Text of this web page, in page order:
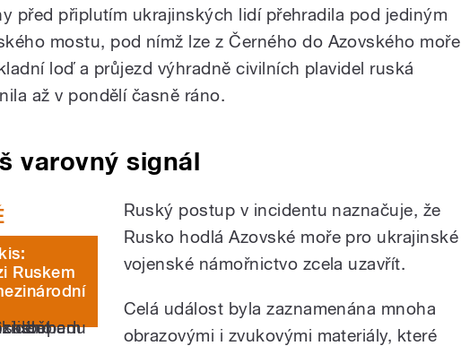
před připlutím ukrajinských lidí přehradila pod jediným
mostu, pod nímž lze z Černého do Azovského moře
loď a průjezd výhradně civilních plavidel ruská
až v pondělí časně ráno.
varovný signál
Ruskem
Ruský postup v incidentu naznačuje, že
Rusko hodlá Azovské moře pro ukrajinské
vojenské námořnictvo zcela uzavřít.
Celá událost byla zaznamenána mnoha
obrazovými i zvukovými materiály, které